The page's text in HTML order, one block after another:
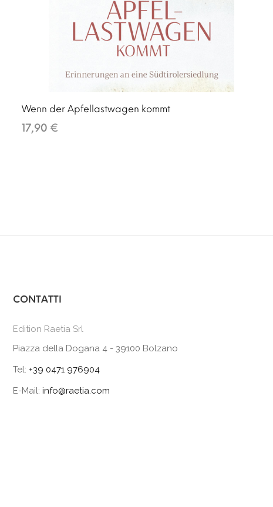
Wenn der Apfellastwagen kommt
17,90 €
CONTATTI
Edition Raetia Srl
Piazza della Dogana 4 - 39100 Bolzano
Tel: +39 0471 976904
E-Mail: info@raetia.com